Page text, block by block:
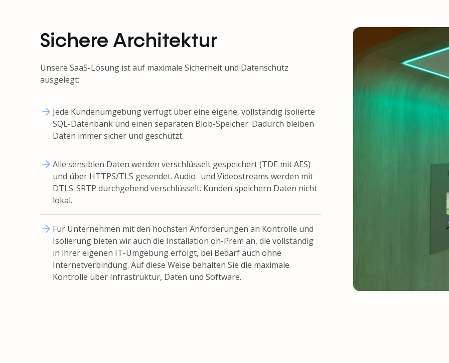
Sichere Architektur
Unsere SaaS-Lösung ist auf maximale Sicherheit und Datenschutz
ausgelegt:
Jede Kundenumgebung verfügt über eine eigene, vollständig isolierte
SQL-Datenbank und einen separaten Blob-Speicher. Dadurch bleiben
Daten immer sicher und geschützt.
Alle sensiblen Daten werden verschlüsselt gespeichert (TDE mit AES)
und über HTTPS/TLS gesendet. Audio- und Videostreams werden mit
DTLS-SRTP durchgehend verschlüsselt. Kunden speichern Daten nicht
lokal.
Für Unternehmen mit den höchsten Anforderungen an Kontrolle und
Isolierung bieten wir auch die Installation on-Prem an, die vollständig
in ihrer eigenen IT-Umgebung erfolgt, bei Bedarf auch ohne
Internetverbindung. Auf diese Weise behalten Sie die maximale
Kontrolle über Infrastruktur, Daten und Software.